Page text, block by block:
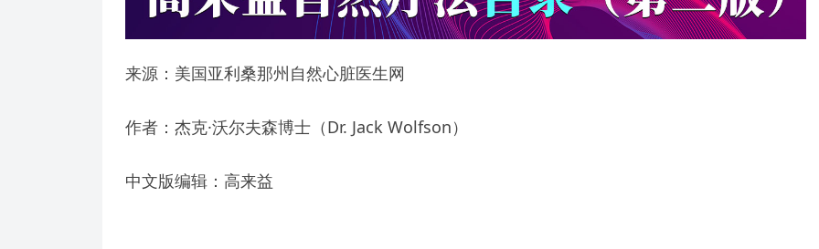
来源：美国亚利桑那州自然心脏医生网
作者：杰克·沃尔夫森博士（Dr. Jack Wolfson）
中文版编辑：高来益